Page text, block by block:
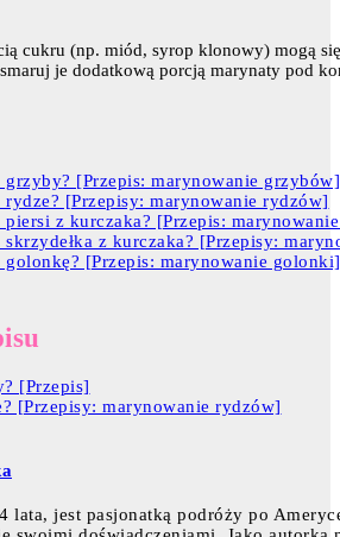
cukru (np. miód, syrop klonowy) mogą
je dodatkową porcją marynaty pod
grzyby? [Przepis: marynowanie grzybów]
rydze? [Przepisy: marynowanie rydzów]
piersi z kurczaka? [Przepis:
z kurczaka? [Przepisy:
golonkę? [Przepis: marynowanie golonki]
[Przepis]
[Przepisy: marynowanie rydzów]
lata, jest pasjonatką podróży po